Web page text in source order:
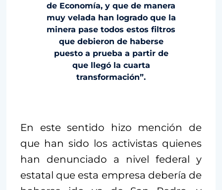
de Economía, y que de manera
muy velada han logrado que la
minera pase todos estos filtros
que debieron de haberse
puesto a prueba a partir de
que llegó la cuarta
transformación”.
En este sentido hizo mención de
que han sido los activistas quienes
han denunciado a nivel federal y
estatal que esta empresa debería de